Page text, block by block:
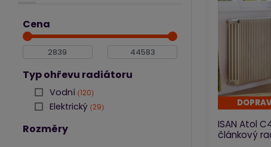
ISAN
RADOX
P.M.H.
INSTAL-PROJEKT
TUBOTECH
Cena
Typ ohřevu radiátoru
Vodní 120
Elektrický 29
Rozměry
ISAN nabízí
ISAN Atol a
ISAN Atol
článkový